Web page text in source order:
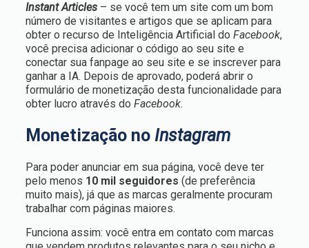
Instant Articles– se você tem um site com um bom
número de visitantes e artigos que se aplicam para
obter o recurso de Inteligência Artificial do Facebook,
você precisa adicionar o código ao seu site e
conectar sua fanpage ao seu site e se inscrever para
ganhar a IA. Depois de aprovado, poderá abrir o
formulário de monetização desta funcionalidade para
obter lucro através do Facebook.
Monetização no Instagram
Para poder anunciar em sua página, você deve ter
pelo menos 10 mil seguidores (de preferência
muito mais), já que as marcas geralmente procuram
trabalhar com páginas maiores.
Funciona assim: você entra em contato com marcas